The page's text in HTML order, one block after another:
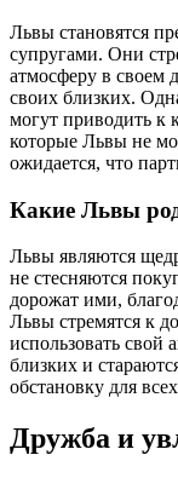
Львы становятся
супругами. Они
атмосферу в своем
своих близких.
могут приводить к
которые Львы не
ожидается, что
Какие Львы
Львы являются
не стесняются
дорожат ими,
Львы стремятся к
использовать свой
близких и
обстановку для
Дружба и